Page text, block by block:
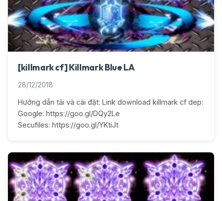
[killmark cf] Killmark Blue LA
28/12/2018
Hướng dẫn tải và cài đặt: Link download killmark cf dep:
Google: https://goo.gl/DQy2Le
Secufiles: https://goo.gl/YKtiJt